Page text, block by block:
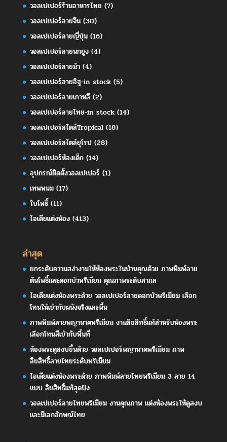
วอลเปเปอร์ร้านอาหารไทย (7)
วอลเปเปอร์ลายจีน(30)
วอลเปเปอร์ลายญี่ปุ่น(16)
วอลเปเปอร์ลายนกยูง(4)
วอลเปเปอร์ลายม้า(4)
วอลเปเปอร์ลายอิฐ-in stock(5)
วอลเปเปอร์ลายเกาหลี(2)
วอลเปเปอร์ลายไทย-in stock(14)
วอลเปเปอร์สไตล์Tropical(18)
วอลเปเปอร์สไตล์ยุโรป(28)
วอลเปเปอร์ห้องเด็ก(14)
อุปกรณ์ติดตั้งวอลเปเปอร์ (1)
เทพพนม(17)
ใบโพธิ์(11)
ไอเดียแต่งห้อง(413)
ล่าสุด
ยกระดับความสง่างามให้ห้องพระในบ้านคุณด้วย ภาพพิมพ์ลาย
ต้นโพธิ์และดอกบัวพรีเมียม คุณภาพระดับสากล
ไอเดียแต่งห้องพระด้วย วอลเปเปอร์ลายดอกบัวพรีเมียม เลือก
โทนให้เข้ากับผนังจริงและพื้น
ภาพพิมพ์ลายพญานาคพรีเมียม งานลิขสิทธิ์แท้สำหรับห้องพระ
เลือกโทนสีเข้ากับพื้นที่
ห้องพระดูสงบขึ้นด้วย วอลเปเปอร์พญานาคพรีเมียม ภาพ
ลิขสิทธิ์ลายไทยระดับพรีเมียม
ไอเดียแต่งห้องพระด้วย ภาพพิมพ์ลายไทยพรีเมียม 3 ลาย 14
แบบ ลิขสิทธิ์แท้สุดปัง
วอลเปเปอร์ลายไทยพรีเมียม งานคุณภาพ แต่งห้องพระให้ดูสงบ
และมีเอกลักษณ์ไทย